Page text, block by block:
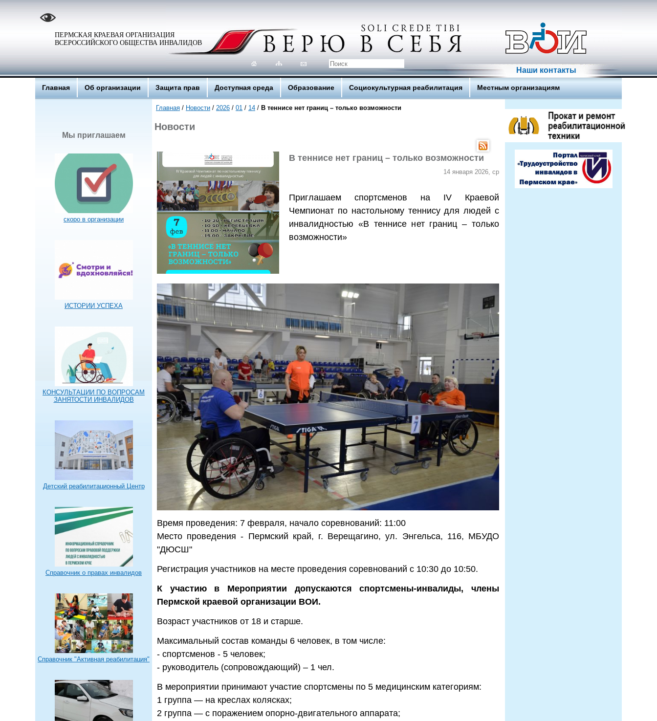
ПЕРМСКАЯ КРАЕВАЯ ОРГАНИЗАЦИЯ
ВСЕРОССИЙСКОГО ОБЩЕСТВА ИНВАЛИДОВ
Наши контакты
Главная Об организации Защита прав Доступная среда Образование Социокультурная реабилитация Местным организациям
Мы приглашаем
скоро в организации
ИСТОРИИ УСПЕХА
КОНСУЛЬТАЦИИ ПО ВОПРОСАМ
ЗАНЯТОСТИ ИНВАЛИДОВ
Детский реабилитационный Центр
Справочник о правах инвалидов
Справочник "Активная реабилитация"
Главная / Новости / 2026 / 01 / 14 / В теннисе нет границ – только возможности
Новости
В теннисе нет границ – только возможности
14 января 2026, ср
Приглашаем спортсменов на IV Краевой
Чемпионат по настольному теннису для людей с
инвалидностью «В теннисе нет границ – только
возможности»
Время проведения: 7 февраля, начало соревнований: 11:00
Место проведения - Пермский край, г. Верещагино, ул. Энгельса, 116, МБУДО
"ДЮСШ"
Регистрация участников на месте проведения соревнований с 10:30 до 10:50.
К участию в Мероприятии допускаются спортсмены-инвалиды, члены
Пермской краевой организации ВОИ.
Возраст участников от 18 и старше.
Максимальный состав команды 6 человек, в том числе:
- спортсменов - 5 человек;
- руководитель (сопровождающий) – 1 чел.
В мероприятии принимают участие спортсмены по 5 медицинским категориям:
1 группа — на креслах колясках;
2 группа — с поражением опорно-двигательного аппарата;